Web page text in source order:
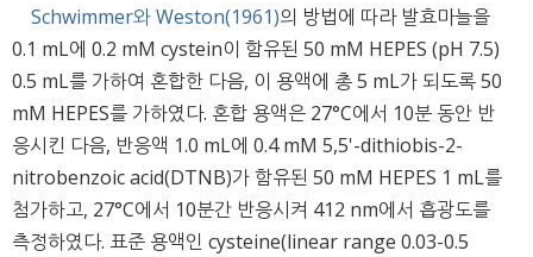
Schwimmer와 Weston(1961)의 방법에 따라 발효마늘을
0.1 mL에 0.2 mM cystein이 함유된 50 mM HEPES (pH 7.5)
0.5 mL를 가하여 혼합한 다음, 이 용액에 총 5 mL가 되도록 50
mM HEPES를 가하였다. 혼합 용액은 27°C에서 10분 동안 반
응시킨 다음, 반응액 1.0 mL에 0.4 mM 5,5'-dithiobis-2-
nitrobenzoic acid(DTNB)가 함유된 50 mM HEPES 1 mL를
첨가하고, 27°C에서 10분간 반응시켜 412 nm에서 흡광도를
측정하였다. 표준 용액인 cysteine(linear range 0.03-0.5